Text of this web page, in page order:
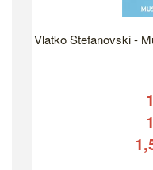
Vlatko Stefanovski -